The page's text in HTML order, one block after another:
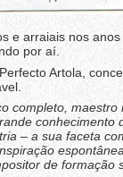
e arraiais nos
por aí.
Artola,
completo,
conhecimento
– a sua faceta
de formação